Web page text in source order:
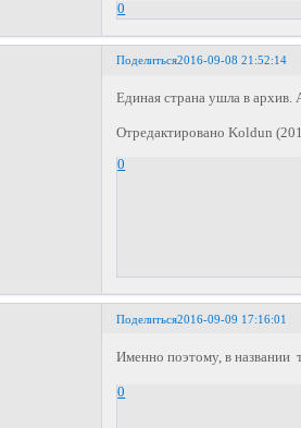
0
Поделиться2016-09-08 21:52:14
Единая страна ушла в архив.
Отредактировано Koldun
0
Поделиться2016-09-09 17:16:01
Именно поэтому, в названии
0